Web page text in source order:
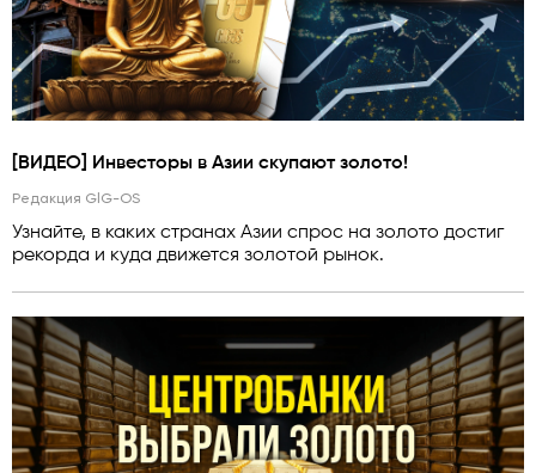
[ВИДЕО] Инвесторы в Азии скупают золото!
Редакция GlG-OS
Узнайте, в каких странах Азии спрос на золото достиг
рекорда и куда движется золотой рынок.